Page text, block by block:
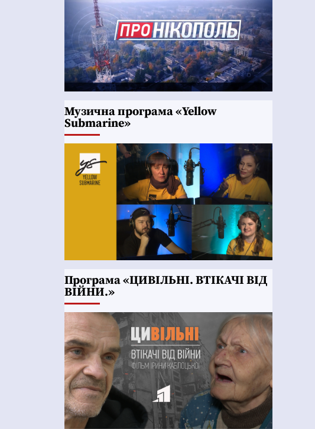
Музична програма «Yellow
Submarine»
Програма «ЦИВІЛЬНІ. ВТІКАЧІ ВІД
ВІЙНИ.»